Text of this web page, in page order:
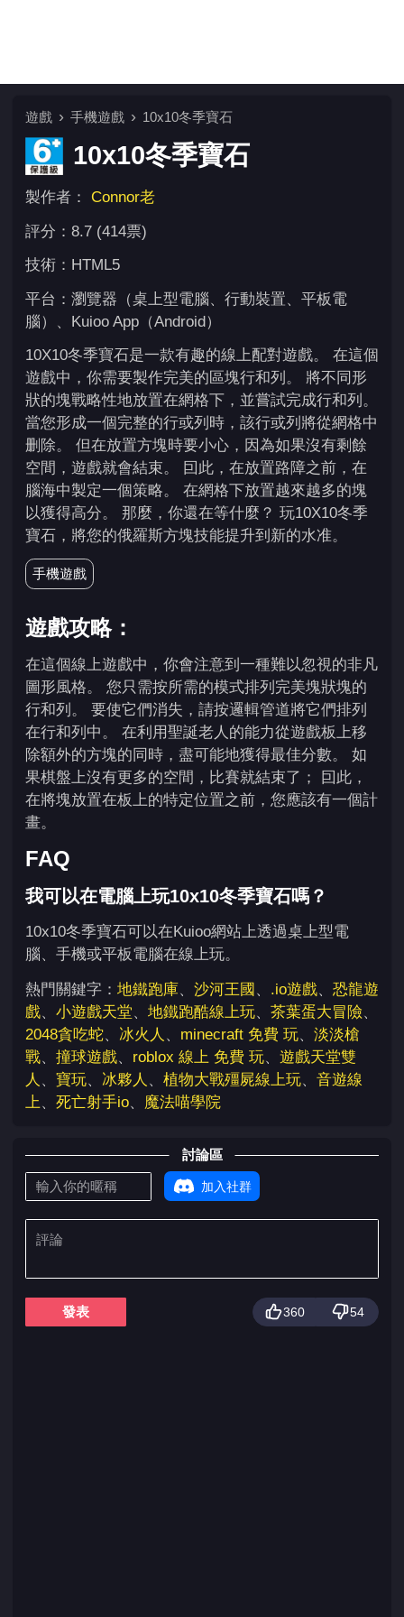
遊戲 手機遊戲 10x10冬季寶石
10x10冬季寶石
製作者： Connor老
評分：8.7 (414票)
技術：HTML5
平台：瀏覽器（桌上型電腦、行動裝置、平板電
腦）、Kuioo App（Android）
10X10冬季寶石是一款有趣的線上配對遊戲。 在這個
遊戲中，你需要製作完美的區塊行和列。 將不同形
狀的塊戰略性地放置在網格下，並嘗試完成行和列。
當您形成一個完整的行或列時，該行或列將從網格中
删除。 但在放置方塊時要小心，因為如果沒有剩餘
空間，遊戲就會結束。 囙此，在放置路障之前，在
腦海中製定一個策略。 在網格下放置越來越多的塊
以獲得高分。 那麼，你還在等什麼？ 玩10X10冬季
寶石，將您的俄羅斯方塊技能提升到新的水准。
手機遊戲
遊戲攻略：
在這個線上遊戲中，你會注意到一種難以忽視的非凡
圖形風格。 您只需按所需的模式排列完美塊狀塊的
行和列。 要使它們消失，請按邏輯管道將它們排列
在行和列中。 在利用聖誕老人的能力從遊戲板上移
除額外的方塊的同時，盡可能地獲得最佳分數。 如
果棋盤上沒有更多的空間，比賽就結束了； 囙此，
在將塊放置在板上的特定位置之前，您應該有一個計
畫。
FAQ
我可以在電腦上玩10x10冬季寶石嗎？
10x10冬季寶石可以在Kuioo網站上透過桌上型電
腦、手機或平板電腦在線上玩。
熱門關鍵字： 地鐵跑庫、 沙河王國 、 .io遊戲、 恐龍遊
戲、 小遊戲天堂、 地鐵跑酷線上玩、 茶葉蛋大冒險、
2048貪吃蛇、 冰火人 、 minecraft 免費 玩、 淡淡槍
戰、 撞球遊戲、 roblox 線上 免費 玩、 遊戲天堂雙
人 、 寶玩、 冰夥人 、 植物大戰殭屍線上玩、 音遊線
上、 死亡射手io、 魔法喵學院
討論區
加入社群
發表 360 54